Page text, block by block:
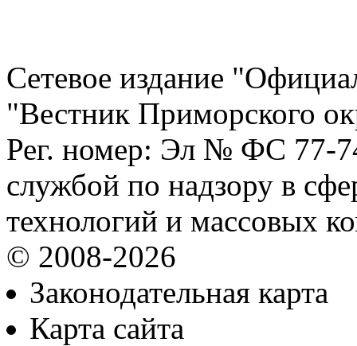
Сетевое издание
"Вестник Приморского
Рег. номер: Эл № ФС 77-
службой по надзору в
технологий и массовых
© 2008-2026
Законодательная карта
Карта сайта